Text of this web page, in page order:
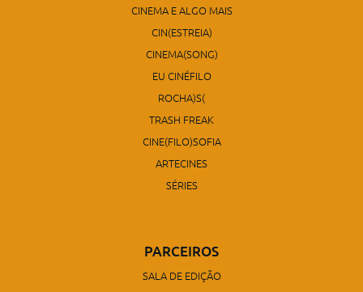
CINEMA E ALGO MAIS
CIN(ESTREIA)
CINEMA(SONG)
EU CINÉFILO
ROCHA)S(
TRASH FREAK
CINE(FILO)SOFIA
ARTECINES
SÉRIES
PARCEIROS
SALA DE EDIÇÃO